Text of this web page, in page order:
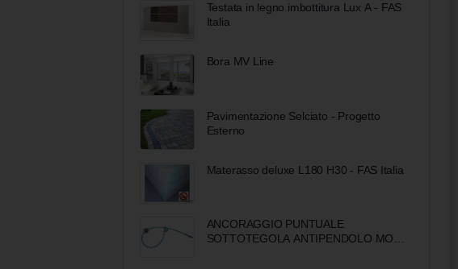
Testata in legno imbottitura Lux A - FAS
Italia
Bora MV Line
Pavimentazione Selciato - Progetto
Esterno
Materasso deluxe L180 H30 - FAS Italia
ANCORAGGIO PUNTUALE
SOTTOTEGOLA ANTIPENDOLO MOD.